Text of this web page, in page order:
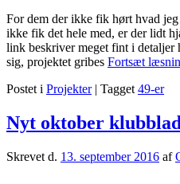
For dem der ikke fik hørt hvad
ikke fik det hele med, er der lidt
link beskriver meget fint i detaljer
sig, projektet gribes Fortsæt
Postet i Projekter | Tagget 49-er
Nyt oktober klubblad
Skrevet d. 13. september 2016 af